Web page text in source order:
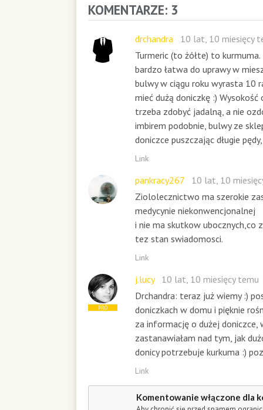
KOMENTARZE: 3
drchandra
10 lat, 10 miesięcy
Turmeric (to żółte) to
bardzo łatwa do uprawy w
bulwy w ciągu roku wyrasta 10
mieć dużą doniczkę :) Wysokość
trzeba zdobyć jadalną, a nie
imbirem podobnie, bulwy ze
doniczce puszczając długie
Link
pankracy267
10 lat, 10
Ziololecznictwo ma szerokie
medycynie niekonwencjonalnej
i nie ma skutkow ubocznych,co
tez stan swiadomosci.
Link
PRO
j.lucy 10 lat, 10 miesięcy temu
Drchandra: teraz już wiemy :)
doniczkach w domu i pięknie
za informację o dużej doniczce,
zastanawiałam nad tym, jak
donicy potrzebuje kurkuma :)
Link
Komentowanie włączone dla